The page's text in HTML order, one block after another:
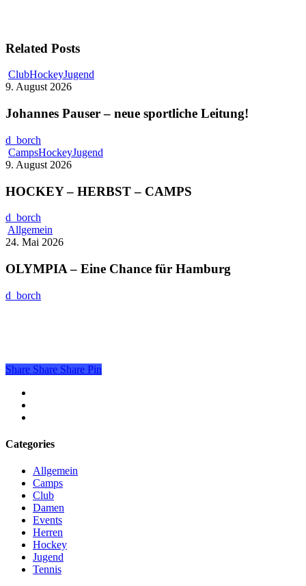
Related Posts
ClubHockeyJugend
neue
9. August 2026
Johannes Pauser – neue sportliche Leitung!
d_borch
CampsHockeyJugend
–
9. August 2026
HOCKEY – HERBST – CAMPS
d_borch
Allgemein
–
Chance
24. Mai 2026
OLYMPIA – Eine Chance für Hamburg
d_borch
Share
Share Share Share Pin
Categories
Allgemein
Camps
Club
Damen
Events
Herren
Hockey
Jugend
Tennis